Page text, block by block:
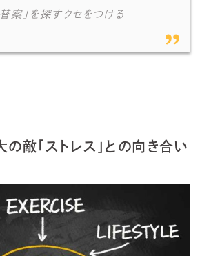
案」を探すクセをつける
の敵「ストレス」との向き合い